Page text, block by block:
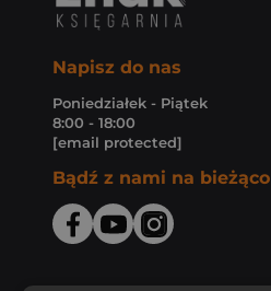
Napisz do nas
Poniedziałek - Piątek
8:00 - 18:00
[email protected]
Bądź z nami na bieżąco